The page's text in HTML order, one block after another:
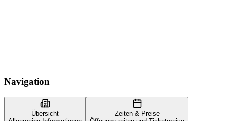
Navigation
Übersicht
Zeiten & Preise